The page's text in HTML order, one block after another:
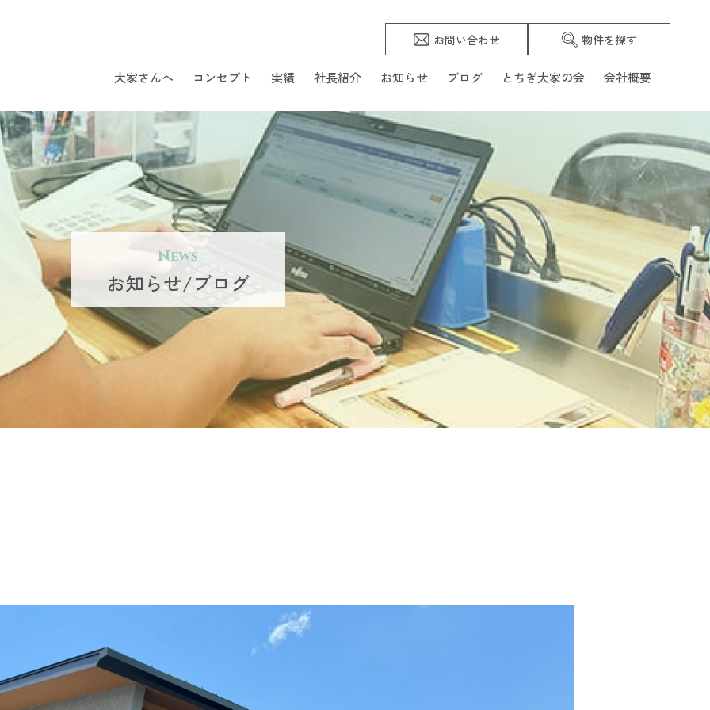
お問い合わせ 物件を探す
大家さんへ コンセプト 実績 社長紹介 お知らせ ブログ とちぎ大家の会 会社概要
News
お知らせ/ブログ